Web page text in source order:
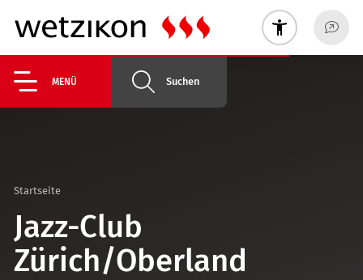
MENÜ Suchen
Startseite
Jazz-Club
Zürich/Oberland